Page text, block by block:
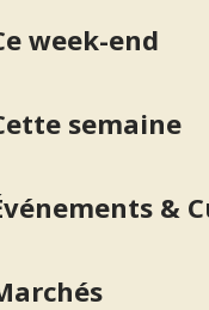
week-end
semaine
&